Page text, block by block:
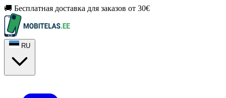
🚚 Бесплатная доставка для заказов от 30€
RU